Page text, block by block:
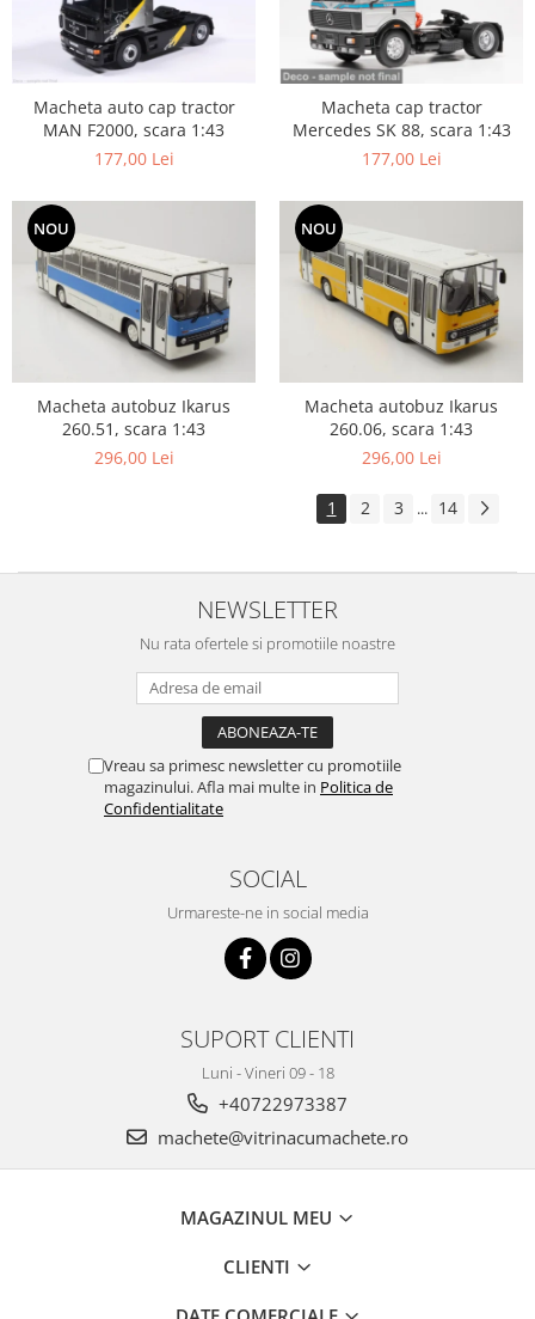
Macheta auto cap tractor
MAN F2000, scara 1:43
177,00 Lei
Macheta cap tractor
Mercedes SK 88, scara 1:43
177,00 Lei
NOU
Macheta autobuz Ikarus
260.51, scara 1:43
296,00 Lei
NOU
Macheta autobuz Ikarus
260.06, scara 1:43
296,00 Lei
1 2 3 ... 14
NEWSLETTER
Nu rata ofertele si promotiile noastre
Vreau sa primesc newsletter cu promotiile
magazinului. Afla mai multe in Politica de
Confidentialitate
SOCIAL
Urmareste-ne in social media
SUPORT CLIENTI
Luni - Vineri 09 - 18
+40722973387
machete@vitrinacumachete.ro
MAGAZINUL MEU
CLIENTI